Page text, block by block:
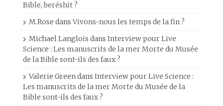
Bible, beréshit ?
M.Rose dansVivons-nous les temps de la fin ?
Michael Langlois dans Interview pour Live
Science : Les manuscrits de la mer Morte du Musée
de la Bible sont-ils des faux ?
Valerie Greendans Interview pour Live Science :
Les manuscrits de la mer Morte du Musée de la
Bible sont-ils des faux ?